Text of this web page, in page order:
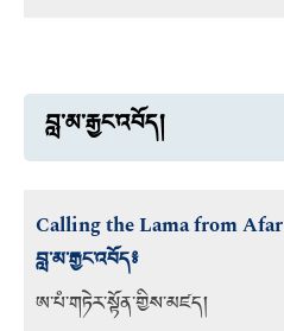
བླ་མ་རྒྱང་འབོད།
Calling the Lama from Afar
བླ་མ་རྒྱང་འབོད༔
ཨ་པཾ་གཏེར་སྟོན་གྱིས་མཛད།